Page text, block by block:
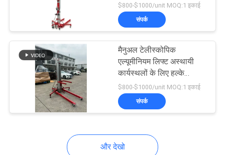
हाइड्रोलिक कैंची लिफ्ट
टेबल
निर्माण
$800-$1000/unit MOQ:1 इकाई
संपर्क
मैनुअल टेलीस्कोपिक
एल्यूमीनियम लिफ्ट अस्थायी
कार्यस्थलों के लिए हल्के
टिकाऊ ऊंचाई उपकरण
$800-$1000/unit MOQ:1 इकाई
संपर्क
और देखो